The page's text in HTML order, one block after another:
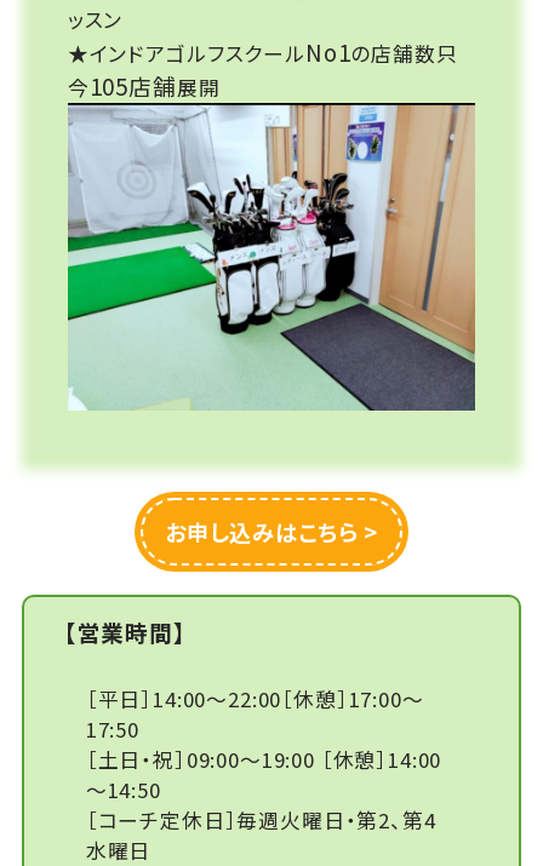
ッスン
★インドアゴルフスクールNo1の店舗数只
今105店舗展開
お申し込みはこちら >
【営業時間】
［平日］14:00～22:00［休憩］17:00～
17:50
［土日・祝］09:00～19:00 ［休憩］14:00
～14:50
［コーチ定休日］毎週火曜日・第2、第4
水曜日